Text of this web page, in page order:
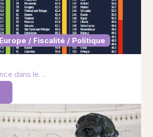
/ Fiscalité / Politique
dans le…